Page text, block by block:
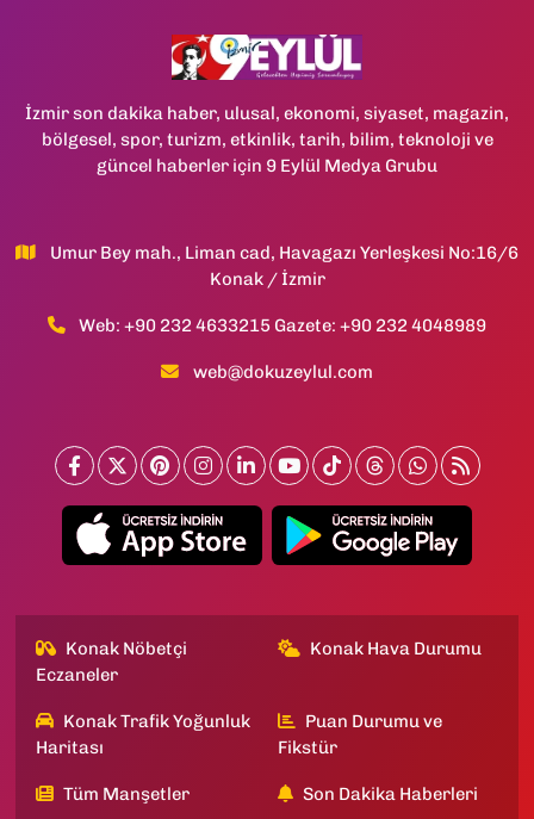
İzmir son dakika haber, ulusal, ekonomi, siyaset, magazin,
bölgesel, spor, turizm, etkinlik, tarih, bilim, teknoloji ve
güncel haberler için 9 Eylül Medya Grubu
Umur Bey mah., Liman cad, Havagazı Yerleşkesi No:16/6
Konak / İzmir
Web: +90 232 4633215 Gazete: +90 232 4048989
web@dokuzeylul.com
Konak Nöbetçi
Eczaneler
Konak Hava Durumu
Konak Trafik Yoğunluk
Haritası
Puan Durumu ve
Fikstür
Tüm Manşetler Son Dakika Haberleri